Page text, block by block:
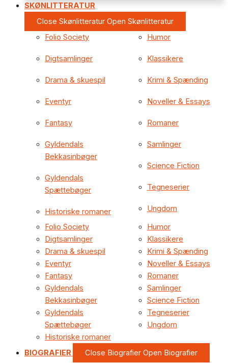
SKØNLITTERATUR
Close Skønlitteratur Open Skønlitteratur
Folio Society
Digtsamlinger
Drama & skuespil
Eventyr
Fantasy
Gyldendals
Bekkasinbøger
Gyldendals
Spættebøger
Historiske romaner
Humor
Klassikere
Krimi & Spænding
Noveller & Essays
Romaner
Samlinger
Science Fiction
Tegneserier
Ungdom
Folio Society
Digtsamlinger
Drama & skuespil
Eventyr
Fantasy
Gyldendals
Bekkasinbøger
Gyldendals
Spættebøger
Historiske romaner
Humor
Klassikere
Krimi & Spænding
Noveller & Essays
Romaner
Samlinger
Science Fiction
Tegneserier
Ungdom
BIOGRAFIER Close Biografier Open Biografier